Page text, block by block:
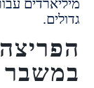
עבור
1987?